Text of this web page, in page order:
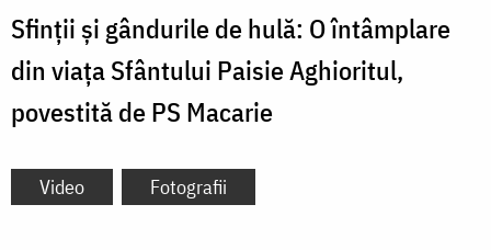
Sfinții și gândurile de hulă: O întâmplare
din viața Sfântului Paisie Aghioritul,
povestită de PS Macarie
Video Fotografii